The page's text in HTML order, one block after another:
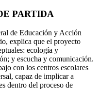
PARTIDA
de Educación y Acción
explica que el proyecto
ecología y
y escucha y comunicación.
con los centros escolares
capaz de implicar a
dentro del proceso de